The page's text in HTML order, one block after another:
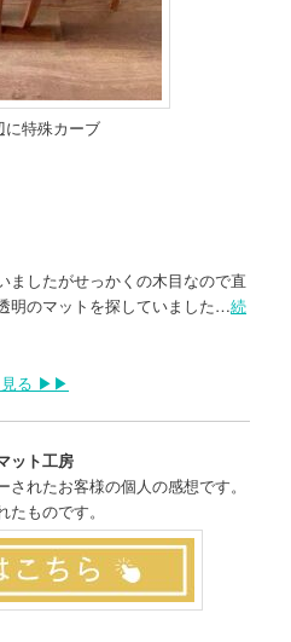
特殊カーブ
ましたがせっかくの木目なので直
明のマットを探していました…続
見る ▶▶
ット工房
れたお客様の個人の感想です。
ものです。